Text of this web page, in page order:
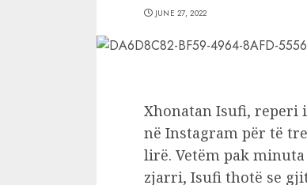
JUNE 27, 2022
Xhonatan Isufi, reperi
në Instagram për të
lirë. Vetëm pak
zjarri, Isufi thotë se